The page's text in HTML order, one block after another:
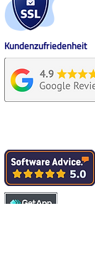
Kundenzufriedenheit